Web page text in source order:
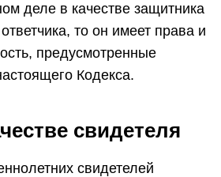
деле в качестве защитника
то он имеет права и
предусмотренные
Кодекса.
свидетеля
свидетелей